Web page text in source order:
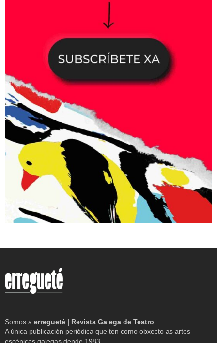
Somos a erregueté | Revista Galega de Teatro
A única publicación periódica que ten como obxecto as artes
escénicas galegas dende 1983.